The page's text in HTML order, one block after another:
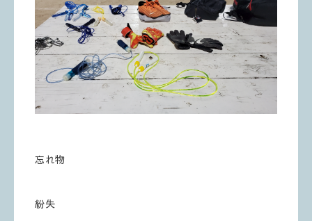
忘れ物
紛失